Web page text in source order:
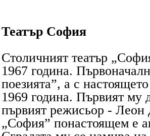
Театър София
Столичният театър
1967 година.
поезията”, а с
1969 година. Първият му
първият режисьор - Леон
„София” понастоящем е